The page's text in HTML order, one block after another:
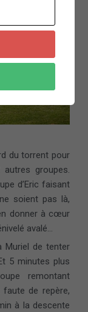
du torrent pour
groupes.
d’Eric faisant
soient pas là,
donner à cœur
avalé…
Muriel de tenter
5 minutes plus
remontant
de repère,
à la descente